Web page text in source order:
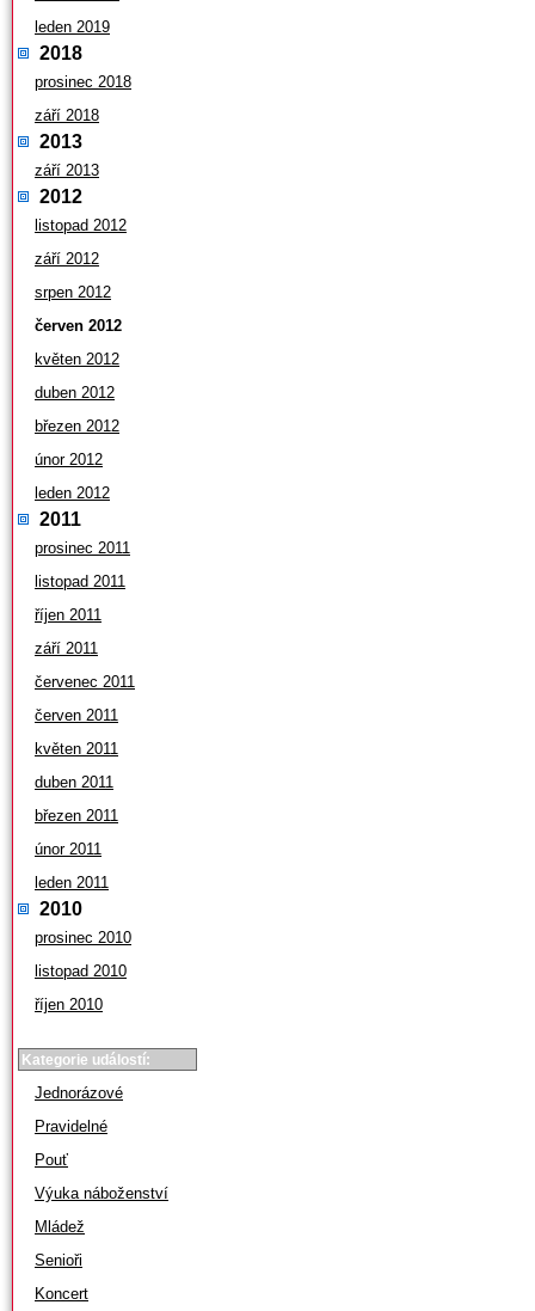
leden 2019
2018
prosinec 2018
září 2018
2013
září 2013
2012
listopad 2012
září 2012
srpen 2012
červen 2012
květen 2012
duben 2012
březen 2012
únor 2012
leden 2012
2011
prosinec 2011
listopad 2011
říjen 2011
září 2011
červenec 2011
červen 2011
květen 2011
duben 2011
březen 2011
únor 2011
leden 2011
2010
prosinec 2010
listopad 2010
říjen 2010
Kategorie událostí:
Jednorázové
Pravidelné
Pouť
Výuka náboženství
Mládež
Senioři
Koncert